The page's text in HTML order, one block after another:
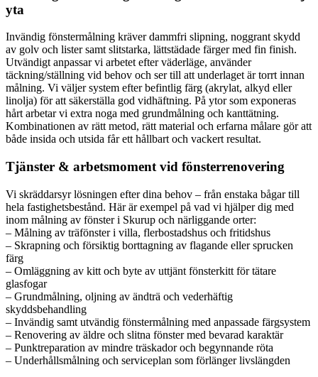
yta
Invändig fönstermålning kräver dammfri slipning, noggrant skydd
av golv och lister samt slitstarka, lättstädade färger med fin finish.
Utvändigt anpassar vi arbetet efter väderläge, använder
täckning/ställning vid behov och ser till att underlaget är torrt innan
målning. Vi väljer system efter befintlig färg (akrylat, alkyd eller
linolja) för att säkerställa god vidhäftning. På ytor som exponeras
hårt arbetar vi extra noga med grundmålning och kanttätning.
Kombinationen av rätt metod, rätt material och erfarna målare gör att
både insida och utsida får ett hållbart och vackert resultat.
Tjänster & arbetsmoment vid fönsterrenovering
Vi skräddarsyr lösningen efter dina behov – från enstaka bågar till
hela fastighetsbestånd. Här är exempel på vad vi hjälper dig med
inom målning av fönster i Skurup och närliggande orter:
– Målning av träfönster i villa, flerbostadshus och fritidshus
– Skrapning och försiktig borttagning av flagande eller sprucken
färg
– Omläggning av kitt och byte av uttjänt fönsterkitt för tätare
glasfogar
– Grundmålning, oljning av ändträ och vederhäftig
skyddsbehandling
– Invändig samt utvändig fönstermålning med anpassade färgsystem
– Renovering av äldre och slitna fönster med bevarad karaktär
– Punktreparation av mindre träskador och begynnande röta
– Underhållsmålning och serviceplan som förlänger livslängden